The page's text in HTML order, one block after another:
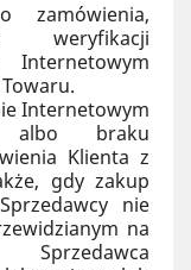
zamówienia,
weryfikacji
Internetowym
albo braku
Klienta z
gdy zakup
nie
na
Sprzedawca